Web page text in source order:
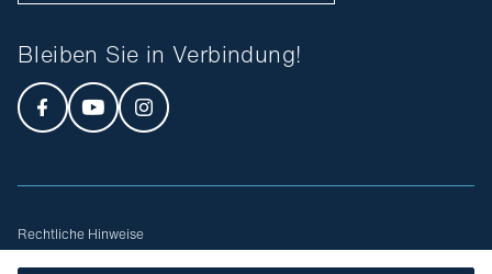
Bleiben Sie in Verbindung!
Rechtliche Hinweise